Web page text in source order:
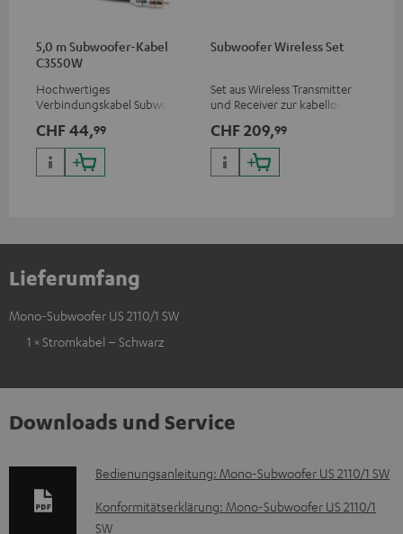
5,0 m Subwoofer-Kabel
C3550W
Hochwertiges
Verbindungskabel Subwoofer
CHF 44,99
Subwoofer Wireless Set
Set aus Wireless Transmitter
und Receiver zur kabellosen
Signals
CHF 209,99
Lieferumfang
Mono-Subwoofer US 2110/1 SW
1 × Stromkabel – Schwarz
Downloads und Service
D
o
k
Bedienungsanleitung: Mono-Subwoofer US 2110/1 SW
Konformitätserklärung: Mono-Subwoofer US 2110/1
SW